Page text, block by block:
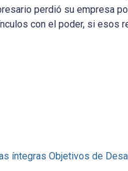
perdió su empresa
con el poder, si esos
íntegras Objetivos de